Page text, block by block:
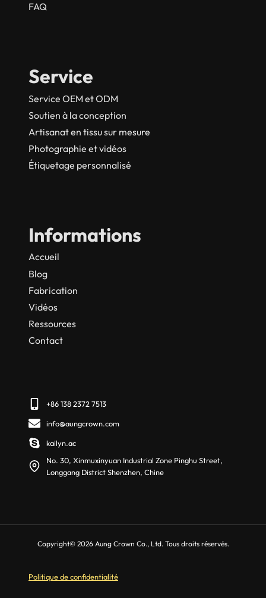
FAQ
Service
Service OEM et ODM
Soutien à la conception
Artisanat en tissu sur mesure
Photographie et vidéos
Étiquetage personnalisé
Informations
Accueil
Blog
Fabrication
Vidéos
Ressources
Contact
+86 138 2372 7513
info@aungcrown.com
kailyn.ac
No. 30, Xinmuxinyuan Industrial Zone Pinghu Street,
Longgang District Shenzhen, Chine
Copyright© 2026 Aung Crown Co., Ltd. Tous droits réservés.
Politique de confidentialité